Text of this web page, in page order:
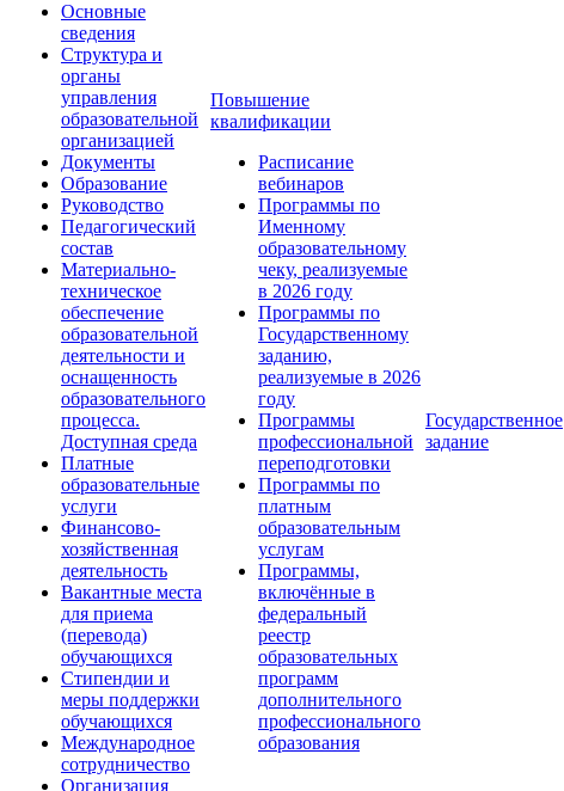
Основные
сведения
Структура и
органы
управления
образовательной
организацией
Документы
Образование
Руководство
Педагогический
состав
Материально-
техническое
обеспечение
образовательной
деятельности и
оснащенность
образовательного
процесса.
Доступная среда
Платные
образовательные
услуги
Финансово-
хозяйственная
деятельность
Вакантные места
для приема
(перевода)
обучающихся
Стипендии и
меры поддержки
обучающихся
Международное
сотрудничество
Организация
Повышение
квалификации
Расписание
вебинаров
Программы по
Именному
образовательному
чеку, реализуемые
в 2026 году
Программы по
Государственному
заданию,
реализуемые в 2026
году
Программы
профессиональной
переподготовки
Программы по
платным
образовательным
услугам
Программы,
включённые в
федеральный
реестр
образовательных
программ
дополнительного
профессионального
образования
Государственное
задание